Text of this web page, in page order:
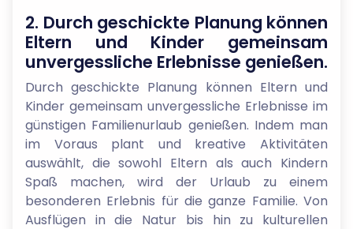
2. Durch geschickte Planung können
Eltern und Kinder gemeinsam
unvergessliche Erlebnisse genießen.
Durch geschickte Planung können Eltern und
Kinder gemeinsam unvergessliche Erlebnisse im
günstigen Familienurlaub genießen. Indem man
im Voraus plant und kreative Aktivitäten
auswählt, die sowohl Eltern als auch Kindern
Spaß machen, wird der Urlaub zu einem
besonderen Erlebnis für die ganze Familie. Von
Ausflügen in die Natur bis hin zu kulturellen